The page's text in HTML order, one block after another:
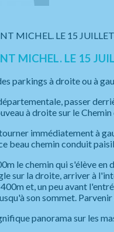
MICHEL. LE 15
parkings à droite ou à
passer
à droite sur le
immédiatement à
beau chemin conduit
le chemin qui s'élève
sur la droite, arriver à
et, un peu avant
son sommet.
panorama sur les